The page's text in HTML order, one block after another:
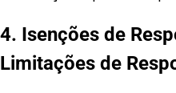
4. Isenções de
Limitações de